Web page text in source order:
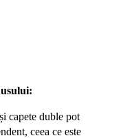
capete duble pot
ceea ce este